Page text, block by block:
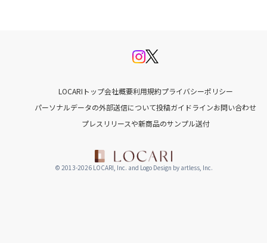
LOCARIトップ会社概要利用規約プライバシーポリシー
パーソナルデータの外部送信について投稿ガイドラインお問い合わせ
プレスリリースや新商品のサンプル送付
© 2013-2026 LOCARI, Inc. and Logo Design by artless, Inc.